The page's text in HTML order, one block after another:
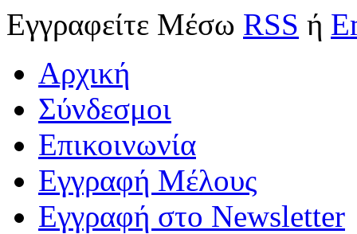
Εγγραφείτε Μέσω RSS ή
Αρχική
Σύνδεσμοι
Επικοινωνία
Εγγραφή Μέλους
Εγγραφή στο Newsletter